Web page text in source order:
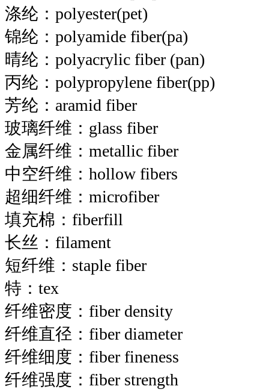
涤纶：polyester(pet)
锦纶：polyamide fiber(pa)
晴纶：polyacrylic fiber (pan)
丙纶：polypropylene fiber(pp)
芳纶：aramid fiber
玻璃纤维：glass fiber
金属纤维：metallic fiber
中空纤维：hollow fibers
超细纤维：microfiber
填充棉：fiberfill
长丝：filament
短纤维：staple fiber
特：tex
纤维密度：fiber density
纤维直径：fiber diameter
纤维细度：fiber fineness
纤维强度：fiber strength